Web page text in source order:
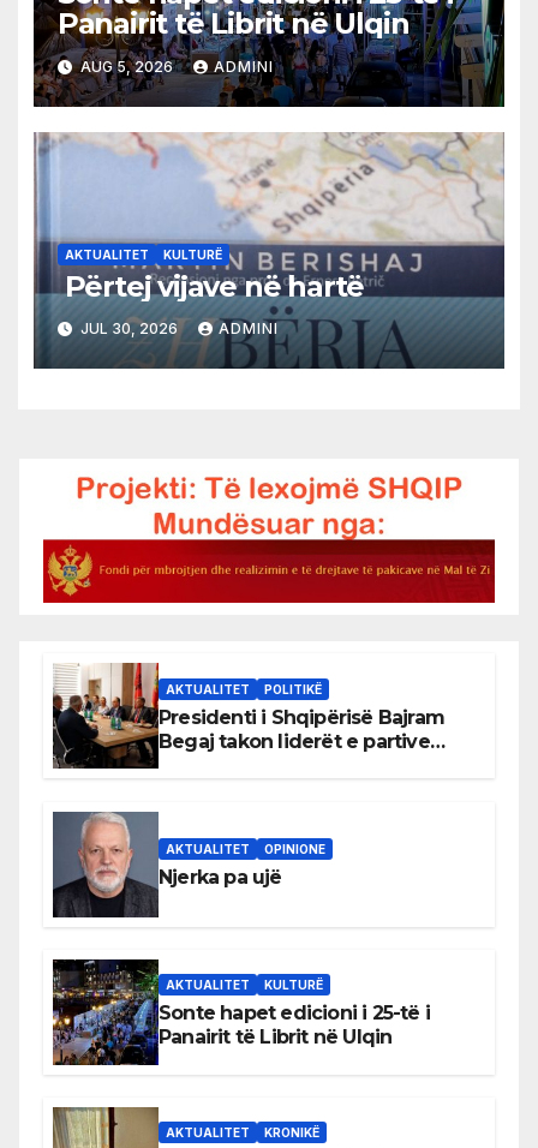
Panairit të Librit në Ulqin
AUG 5, 2026 ADMINI
AKTUALITET KULTURË
Përtej vijave në hartë
JUL 30, 2026 ADMINI
AKTUALITET POLITIKË
Presidenti i Shqipërisë Bajram
Begaj takon liderët e partive
AKTUALITET OPINIONE
Njerka pa ujë
AKTUALITET KULTURË
Sonte hapet edicioni i 25-të i
Panairit të Librit në Ulqin
AKTUALITET KRONIKË